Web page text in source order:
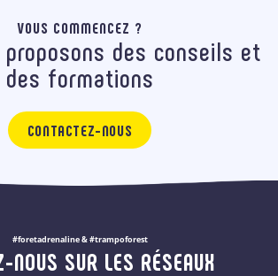
VOUS COMMENCEZ ?
proposons des conseils et
des formations
CONTACTEZ-NOUS
#foretadrenaline & #trampoforest
NOUS SUR LES RÉSEAUX